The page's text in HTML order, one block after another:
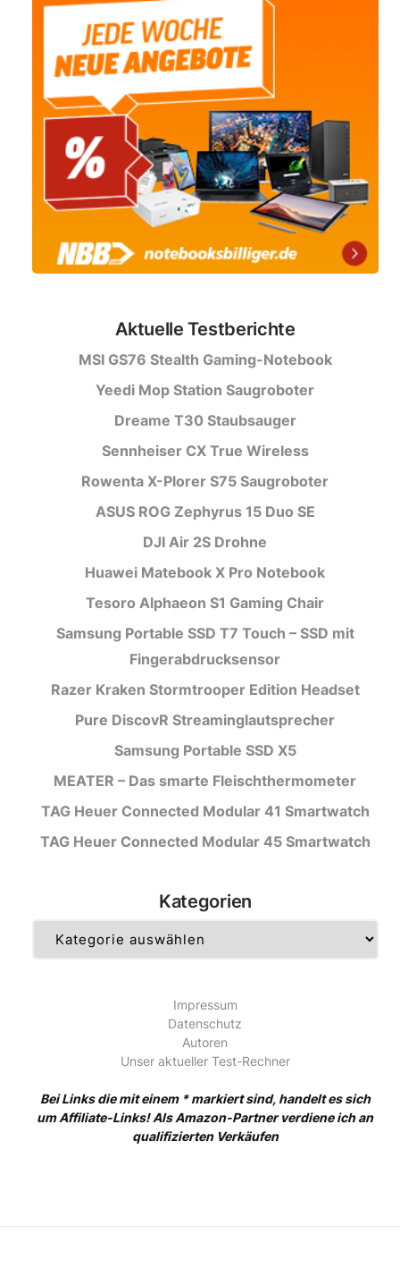
Aktuelle Testberichte
MSI GS76 Stealth Gaming-Notebook
Yeedi Mop Station Saugroboter
Dreame T30 Staubsauger
Sennheiser CX True Wireless
Rowenta X-Plorer S75 Saugroboter
ASUS ROG Zephyrus 15 Duo SE
DJI Air 2S Drohne
Huawei Matebook X Pro Notebook
Tesoro Alphaeon S1 Gaming Chair
Samsung Portable SSD T7 Touch – SSD mit
Fingerabdrucksensor
Razer Kraken Stormtrooper Edition Headset
Pure DiscovR Streaminglautsprecher
Samsung Portable SSD X5
MEATER – Das smarte Fleischthermometer
TAG Heuer Connected Modular 41 Smartwatch
TAG Heuer Connected Modular 45 Smartwatch
Kategorien
Impressum
Datenschutz
Autoren
Unser aktueller Test-Rechner
Bei Links die mit einem * markiert sind, handelt es sich
um Affiliate-Links! Als Amazon-Partner verdiene ich an
qualifizierten Verkäufen